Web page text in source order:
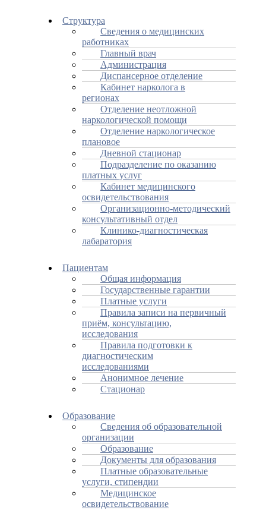
Структура
Сведения о медицинских
работниках
Главный врач
Администрация
Диспансерное отделение
Кабинет нарколога в
регионах
Отделение неотложной
наркологической помощи
Отделение наркологическое
плановое
Дневной стационар
Подразделение по оказанию
платных услуг
Кабинет медицинского
освидетельствования
Организационно-методический
консультативный отдел
Клинико-диагностическая
лабаратория
Пациентам
Общая информация
Государственные гарантии
Платные услуги
Правила записи на первичный
приём, консультацию,
исследования
Правила подготовки к
диагностическим
исследованиями
Анонимное лечение
Стационар
Образование
Сведения об образовательной
организации
Образование
Документы для образования
Платные образовательные
услуги, стипендии
Медицинское
освидетельствование